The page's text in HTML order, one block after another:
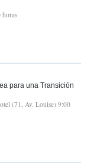
para una Transición
(71, Av. Louise) 9:00